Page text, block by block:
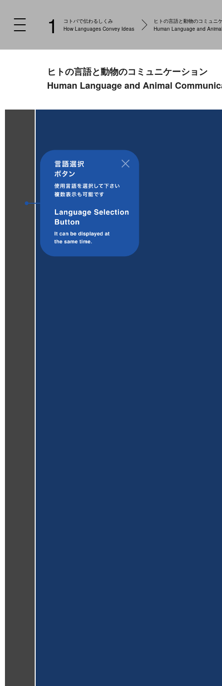
1
コトバで伝わるしくみ
How Languages Convey Ideas
ヒトの言語と動物のコミュニ
Human Language and
ヒトの言語と動物のコミュニケーション
Human Language and Animal